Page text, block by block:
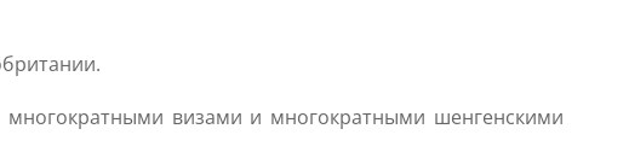
визами и многократными шенгенскими